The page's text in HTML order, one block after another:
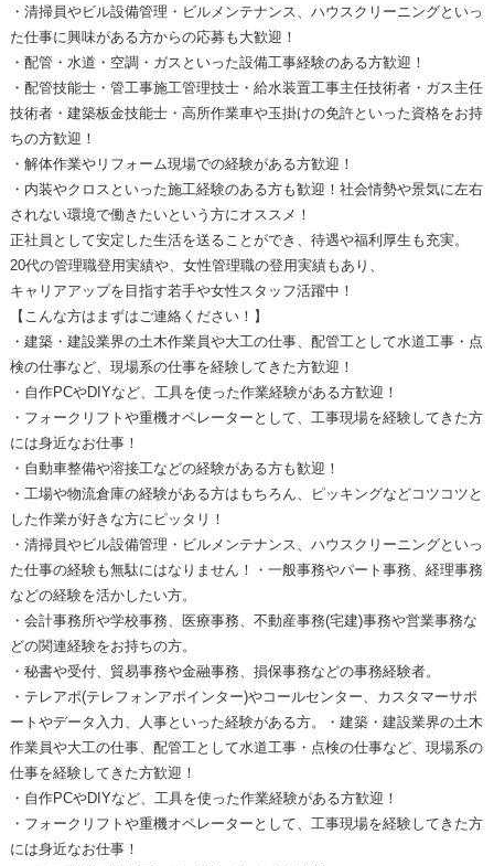
・清掃員やビル設備管理・ビルメンテナンス、ハウスクリーニングといっ
た仕事に興味がある方からの応募も大歓迎！
・配管・水道・空調・ガスといった設備工事経験のある方歓迎！
・配管技能士・管工事施工管理技士・給水装置工事主任技術者・ガス主任
技術者・建築板金技能士・高所作業車や玉掛けの免許といった資格をお持
ちの方歓迎！
・解体作業やリフォーム現場での経験がある方歓迎！
・内装やクロスといった施工経験のある方も歓迎！社会情勢や景気に左右
されない環境で働きたいという方にオススメ！
正社員として安定した生活を送ることができ、待遇や福利厚生も充実。
20代の管理職登用実績や、女性管理職の登用実績もあり、
キャリアアップを目指す若手や女性スタッフ活躍中！
【こんな方はまずはご連絡ください！】
・建築・建設業界の土木作業員や大工の仕事、配管工として水道工事・点
検の仕事など、現場系の仕事を経験してきた方歓迎！
・自作PCやDIYなど、工具を使った作業経験がある方歓迎！
・フォークリフトや重機オペレーターとして、工事現場を経験してきた方
には身近なお仕事！
・自動車整備や溶接工などの経験がある方も歓迎！
・工場や物流倉庫の経験がある方はもちろん、ピッキングなどコツコツと
した作業が好きな方にピッタリ！
・清掃員やビル設備管理・ビルメンテナンス、ハウスクリーニングといっ
た仕事の経験も無駄にはなりません！・一般事務やパート事務、経理事務
などの経験を活かしたい方。
・会計事務所や学校事務、医療事務、不動産事務(宅建)事務や営業事務な
どの関連経験をお持ちの方。
・秘書や受付、貿易事務や金融事務、損保事務などの事務経験者。
・テレアポ(テレフォンアポインター)やコールセンター、カスタマーサポ
ートやデータ入力、人事といった経験がある方。・建築・建設業界の土木
作業員や大工の仕事、配管工として水道工事・点検の仕事など、現場系の
仕事を経験してきた方歓迎！
・自作PCやDIYなど、工具を使った作業経験がある方歓迎！
・フォークリフトや重機オペレーターとして、工事現場を経験してきた方
には身近なお仕事！